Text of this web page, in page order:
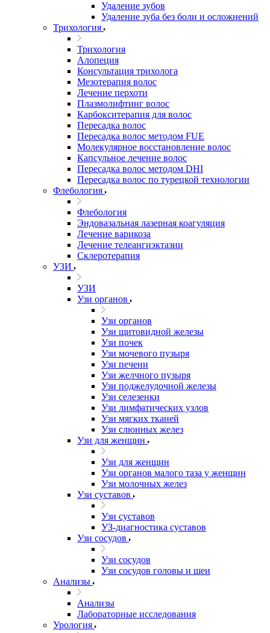
Удаление зубов
Удаление зуба без боли и осложнений
Трихология
Трихология
Алопеция
Консультация трихолога
Мезотерапия волос
Лечение перхоти
Плазмолифтинг волос
Карбокситерапия для волос
Пересадка волос
Пересадка волос методом FUE
Молекулярное восстановление волос
Капсульное лечение волос
Пересадка волос методом DHI
Пересадка волос по турецкой технологии
Флебология
Флебология
Эндовазальная лазерная коагуляция
Лечение варикоза
Лечение телеангиэктазии
Склеротерапия
УЗИ
УЗИ
Узи органов
Узи органов
Узи щитовидной железы
Узи почек
Узи мочевого пузыря
Узи печени
Узи желчного пузыря
Узи поджелудочной железы
Узи селезенки
Узи лимфатических узлов
Узи мягких тканей
Узи слюнных желез
Узи для женщин
Узи для женщин
Узи органов малого таза у женщин
Узи молочных желез
Узи cуставов
Узи cуставов
УЗ-диагностика суставов
Узи сосудов
Узи сосудов
Узи сосудов головы и шеи
Анализы
Анализы
Лабораторные исследования
Урология